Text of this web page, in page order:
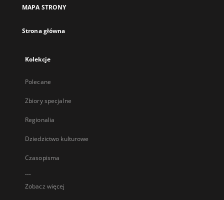
MAPA STRONY
Strona główna
Kolekcje
Polecane
Zbiory specjalne
Regionalia
Dziedzictwo kulturowe
Czasopisma
...
Zobacz więcej